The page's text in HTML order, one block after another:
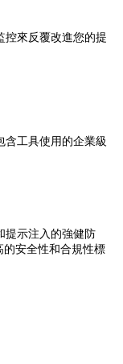
控來反覆改進您的提
工具使用的企業級
提示注入的強健防
安全性和合規性標